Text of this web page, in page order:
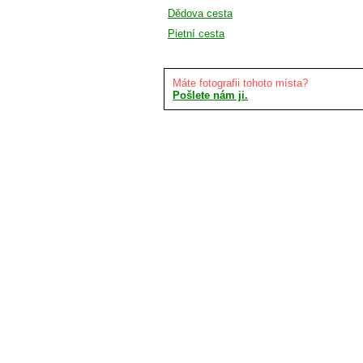
Dědova cesta
Pietní cesta
Máte fotografii tohoto místa?
Pošlete nám ji.